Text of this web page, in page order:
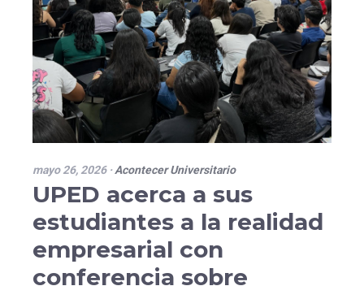
mayo 26, 2026·Acontecer Universitario
UPED acerca a sus
estudiantes a la realidad
empresarial con
conferencia sobre